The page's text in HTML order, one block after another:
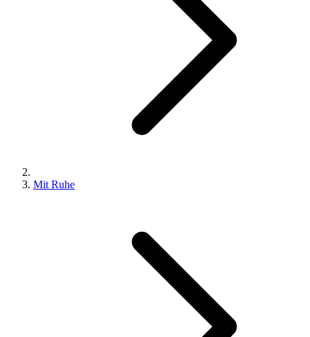
Mit Ruhe